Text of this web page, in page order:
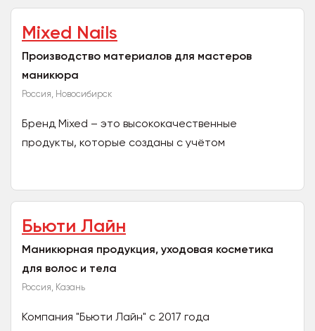
Mixed Nails
Производство материалов для мастеров
маникюра
Россия, Новосибирск
Бренд Mixed – это высококачественные
продукты, которые созданы с учётом
Бьюти Лайн
Маникюрная продукция, уходовая косметика
для волос и тела
Россия, Казань
Компания "Бьюти Лайн" с 2017 года